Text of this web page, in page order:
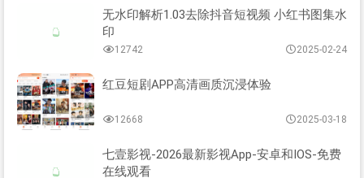
无水印解析1.03去除抖音短视频 小红书图集水
印
12742 2025-02-24
红豆短剧APP高清画质沉浸体验
12668 2025-03-18
七壹影视-2026最新影视App-安卓和IOS-免费
在线观看